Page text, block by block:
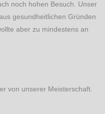
noch hohen Besuch. Unser
gesundheitlichen Gründen
aber zu mindestens an
von unserer Meisterschaft.